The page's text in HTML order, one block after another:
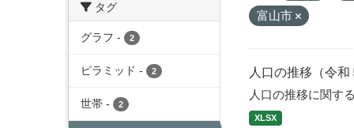
タグ
グラフ - 2
ピラミッド - 2
世帯 - 2
富山市
人口の推移（令和
人口の推移に関す
XLSX